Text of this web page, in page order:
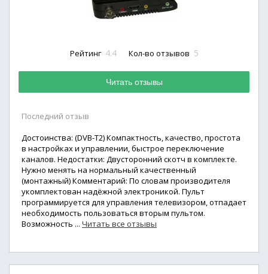
Рейтинг 4.4 Кол-во отзывов 5
Читать отзывы
Последний отзыв
Достоинства: (DVB-Т2) Компактность, качество, простота
в настройках и управлении, быстрое переключение
каналов. Недостатки: Двусторонний скотч в комплекте.
Нужно менять на нормальный качественный
(монтажный) Комментарий: По словам производителя
укомплектован надёжной электроникой. Пульт
программируется для управления телевизором, отпадает
необходимость пользоваться вторым пультом.
Возможность ... Читать все отзывы